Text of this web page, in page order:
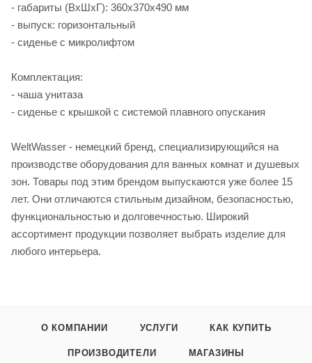
- габариты (ВхШхГ): 360х370х490 мм
- выпуск: горизонтальный
- сиденье с микролифтом
Комплектация:
- чаша унитаза
- сиденье с крышкой c системой плавного опускания
WeltWasser - немецкий бренд, специализирующийся на
производстве оборудования для ванных комнат и душевых
зон. Товары под этим брендом выпускаются уже более 15
лет. Они отличаются стильным дизайном, безопасностью,
функциональностью и долговечностью. Широкий
ассортимент продукции позволяет выбрать изделие для
любого интерьера.
О КОМПАНИИ УСЛУГИ КАК КУПИТЬ
ПРОИЗВОДИТЕЛИ МАГАЗИНЫ